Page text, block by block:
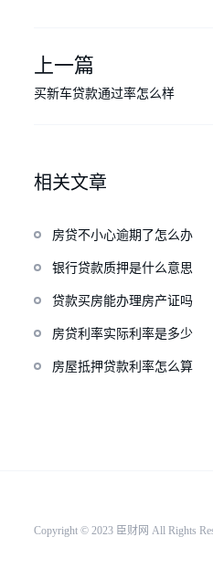
上一篇
买新车贷款通过率怎么样
相关文章
房贷不小心逾期了怎么办
银行贷款质押是什么意思
贷款买房能办理房产证吗
房贷利率实际利率是多少
房屋抵押贷款利率怎么算
Copyright © 2023 臣财网 All Rights